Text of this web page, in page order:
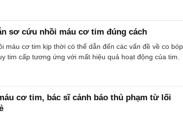
sơ cứu nhồi máu cơ tim đúng cách
máu cơ tim kịp thời có thể dẫn đến các vấn đề về co bóp
tim cấp tương ứng với mất hiệu quả hoạt động của tim.
cơ tim, bác sĩ cảnh báo thủ phạm từ lối